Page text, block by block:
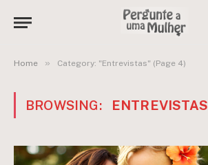
Home » Category: "Entrevistas" (Page 4)
BROWSING: ENTREVISTAS